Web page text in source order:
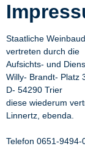
AKTUELLES
WEINGUT
WEINSHOP
NEWSLETTER
SERVICE
Staatliche
vertreten durch die
Aufsichts- und
Willy- Brandt- Platz
D- 54290 Trier
diese wiederum
Linnertz, ebenda.
Telefon 0651-9494-